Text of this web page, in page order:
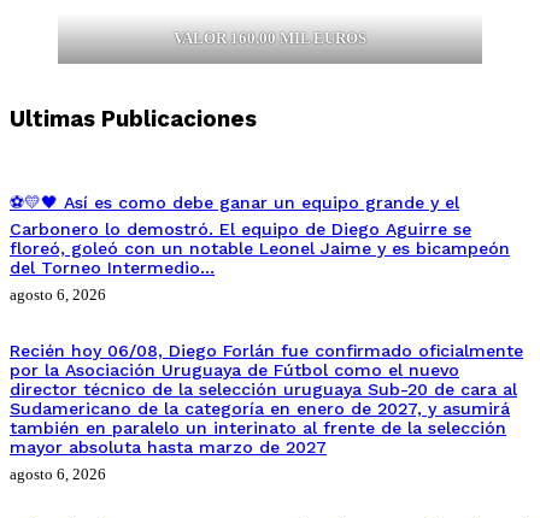
VALOR 160,00 MIL EUROS
Ultimas Publicaciones
⚽💛🖤 Así es como debe ganar un equipo grande y el
Carbonero lo demostró. El equipo de Diego Aguirre se
floreó, goleó con un notable Leonel Jaime y es bicampeón
del Torneo Intermedio…
agosto 6, 2026
Recién hoy 06/08, Diego Forlán fue confirmado oficialmente
por la Asociación Uruguaya de Fútbol como el nuevo
director técnico de la selección uruguaya Sub-20 de cara al
Sudamericano de la categoría en enero de 2027, y asumirá
también en paralelo un interinato al frente de la selección
mayor absoluta hasta marzo de 2027
agosto 6, 2026